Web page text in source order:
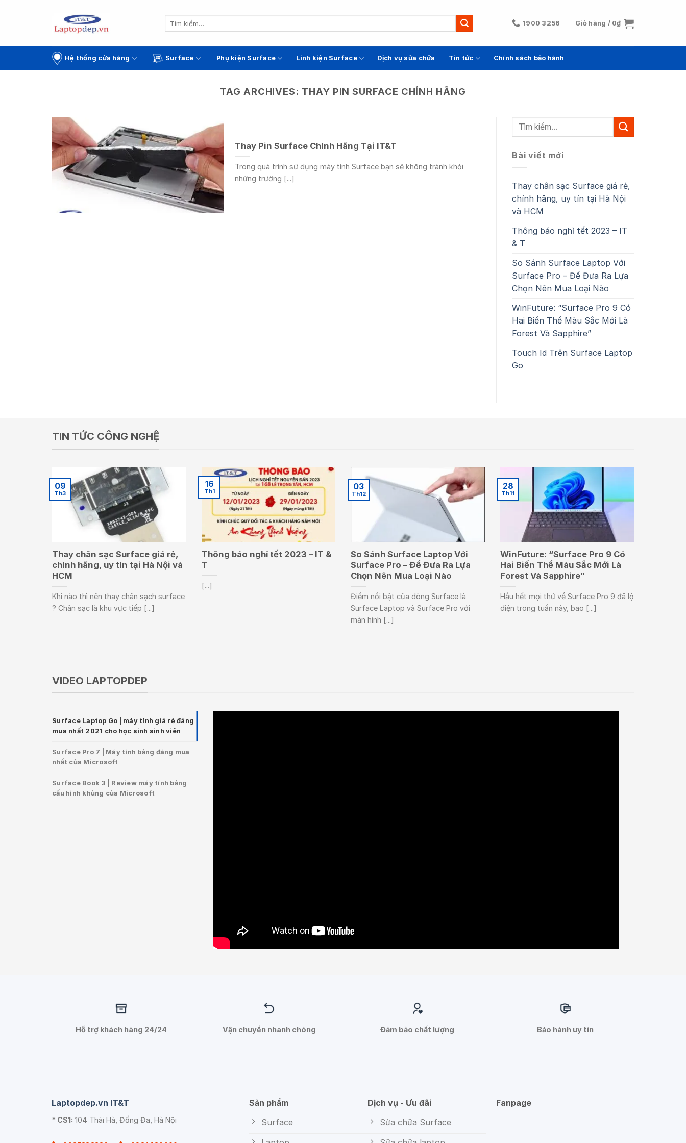
1900 3256 Giỏ hàng / 0₫
Hệ thống cửa hàng Surface Phụ kiện Surface Linh kiện Surface Dịch vụ sửa chữa Tin tức Chính sách bảo hành
TAG ARCHIVES: THAY PIN SURFACE CHÍNH HÃNG
Thay Pin Surface Chính Hãng Tại IT&T
Trong quá trình sử dụng máy tính Surface bạn sẽ không tránh khỏi
những trường [...]
Bài viết mới
Thay chân sạc Surface giá rẻ,
chính hãng, uy tín tại Hà Nội
và HCM
Thông báo nghỉ tết 2023 – IT
& T
So Sánh Surface Laptop Với
Surface Pro – Để Đưa Ra Lựa
Chọn Nên Mua Loại Nào
WinFuture: “Surface Pro 9 Có
Hai Biến Thể Màu Sắc Mới Là
Forest Và Sapphire”
Touch Id Trên Surface Laptop
Go
TIN TỨC CÔNG NGHỆ
Thay chân sạc Surface giá rẻ,
chính hãng, uy tín tại Hà Nội và
HCM
Khi nào thì nên thay chân sạch surface
? Chân sạc là khu vực tiếp [...]
09
Th3
Thông báo nghỉ tết 2023 – IT &
T
[...]
16
Th1
So Sánh Surface Laptop Với
Surface Pro – Để Đưa Ra Lựa
Chọn Nên Mua Loại Nào
Điểm nổi bật của dòng Surface là
Surface Laptop và Surface Pro với
màn hình [...]
03
Th12
WinFuture: “Surface Pro 9 Có
Hai Biến Thể Màu Sắc Mới Là
Forest Và Sapphire”
Hầu hết mọi thứ về Surface Pro 9 đã lộ
diện trong tuần này, bao [...]
28
Th11
VIDEO LAPTOPDEP
Surface Laptop Go | máy tính giá rẻ đáng
mua nhất 2021 cho học sinh sinh viên
Surface Pro 7 | Máy tính bảng đáng mua
nhất của Microsoft
Surface Book 3 | Review máy tính bảng
cấu hình khủng của Microsoft
Hỗ trợ khách hàng 24/24 Vận chuyển nhanh chóng Đảm bảo chất lượng Bảo hành uy tín
Laptopdep.vn IT&T
* CS1: 104 Thái Hà, Đống Đa, Hà Nội
Sản phẩm
Surface
Dịch vụ - Ưu đãi
Sửa chữa Surface
Fanpage